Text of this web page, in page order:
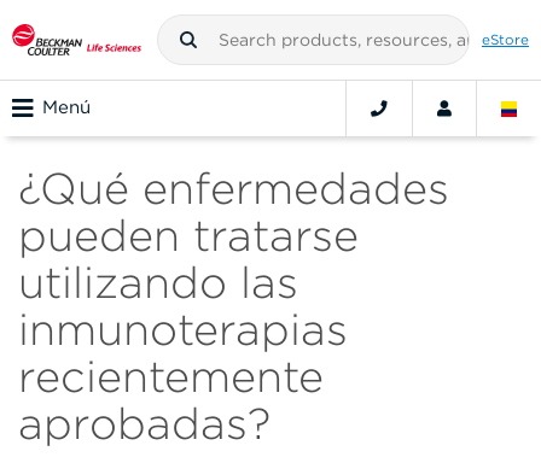
eStore
Menú
¿Qué enfermedades
pueden tratarse
utilizando las
inmunoterapias
recientemente
aprobadas?